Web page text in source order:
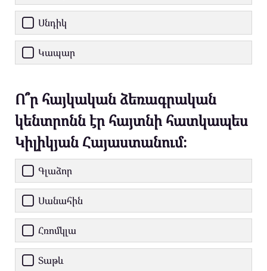
Սնդիկ
Կապար
Ո՞ր հայկական ձեռագրական
կենտրոնն էր հայտնի հատկապես
Կիլիկյան Հայաստանում։
Գլաձոր
Սանահին
Հռոմկլա
Տաթև